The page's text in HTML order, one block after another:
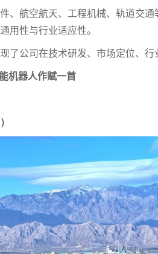
、航空航天、工程机械、轨道交
用性与行业适应性。
了公司在技术研发、市场定位、行
机器人作赋一首